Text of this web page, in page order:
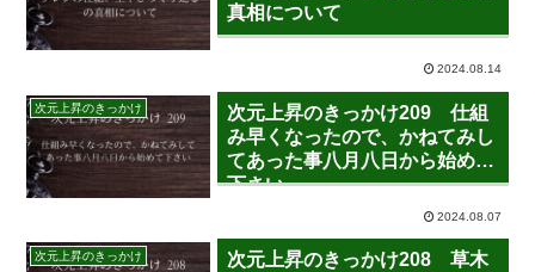
真相について
2024.08.14
次元上昇のきっかけ
次元上昇のきっかけ209 仕組
み早くなったので、かねてみし
てあった事八月八日から始めて
下さい
2024.08.07
次元上昇のきっかけ
次元上昇のきっかけ208 草木